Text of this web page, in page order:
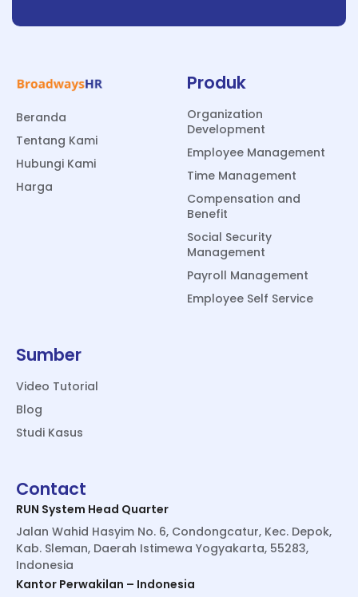
Beranda
Tentang Kami
Hubungi Kami
Harga
Produk
Organization
Development
Employee Management
Time Management
Compensation and
Benefit
Social Security
Management
Payroll Management
Employee Self Service
Sumber
Video Tutorial
Blog
Studi Kasus
Contact
RUN System Head Quarter
Jalan Wahid Hasyim No. 6, Condongcatur, Kec. Depok,
Kab. Sleman, Daerah Istimewa Yogyakarta, 55283,
Indonesia
Kantor Perwakilan – Indonesia